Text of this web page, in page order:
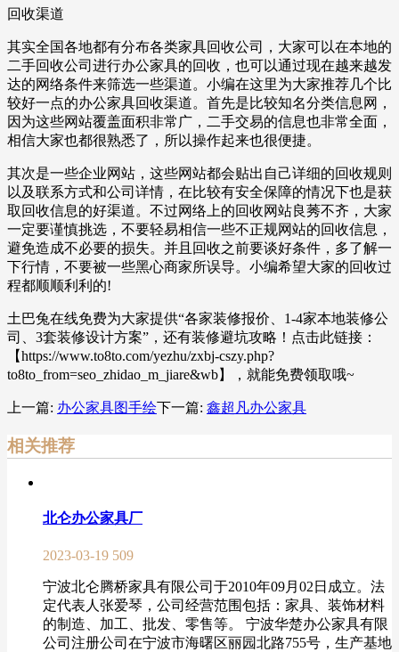
回收渠道
其实全国各地都有分布各类家具回收公司，大家可以在本地的
二手回收公司进行办公家具的回收，也可以通过现在越来越发
达的网络条件来筛选一些渠道。小编在这里为大家推荐几个比
较好一点的办公家具回收渠道。首先是比较知名分类信息网，
因为这些网站覆盖面积非常广，二手交易的信息也非常全面，
相信大家也都很熟悉了，所以操作起来也很便捷。
其次是一些企业网站，这些网站都会贴出自己详细的回收规则
以及联系方式和公司详情，在比较有安全保障的情况下也是获
取回收信息的好渠道。不过网络上的回收网站良莠不齐，大家
一定要谨慎挑选，不要轻易相信一些不正规网站的回收信息，
避免造成不必要的损失。并且回收之前要谈好条件，多了解一
下行情，不要被一些黑心商家所误导。小编希望大家的回收过
程都顺顺利利的!
土巴兔在线免费为大家提供“各家装修报价、1-4家本地装修公
司、3套装修设计方案”，还有装修避坑攻略！点击此链接：
【https://www.to8to.com/yezhu/zxbj-cszy.php?
to8to_from=seo_zhidao_m_jiare&wb】，就能免费领取哦~
上一篇: 办公家具图手绘下一篇: 鑫超凡办公家具
相关推荐
北仑办公家具厂
2023-03-19 509
宁波北仑腾桥家具有限公司于2010年09月02日成立。法
定代表人张爱琴，公司经营范围包括：家具、装饰材料
的制造、加工、批发、零售等。 宁波华楚办公家具有限
公司注册公司在宁波市海曙区丽园北路755号，生产基地